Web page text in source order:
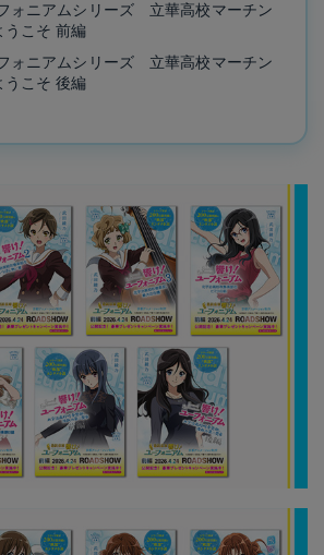
ォニアムシリーズ 立華高校マーチン
うこそ 前編
ォニアムシリーズ 立華高校マーチン
うこそ 後編